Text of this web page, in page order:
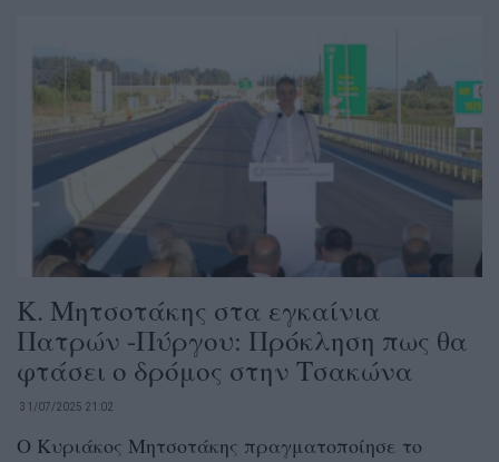
Κ. Μητσοτάκης στα εγκαίνια
Πατρών -Πύργου: Πρόκληση πως θα
φτάσει ο δρόμος στην Τσακώνα
31/07/2025 21:02
Ο Κυριάκος Μητσοτάκης πραγματοποίησε το